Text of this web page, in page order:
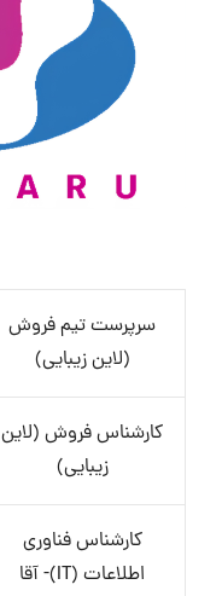
سرپرست تیم فروش
(لاین زیبایی)
کارشناس فروش (لاین
زیبایی)
کارشناس فناوری
اطلاعات (IT)- آقا